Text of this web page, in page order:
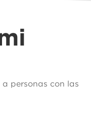
a personas con las